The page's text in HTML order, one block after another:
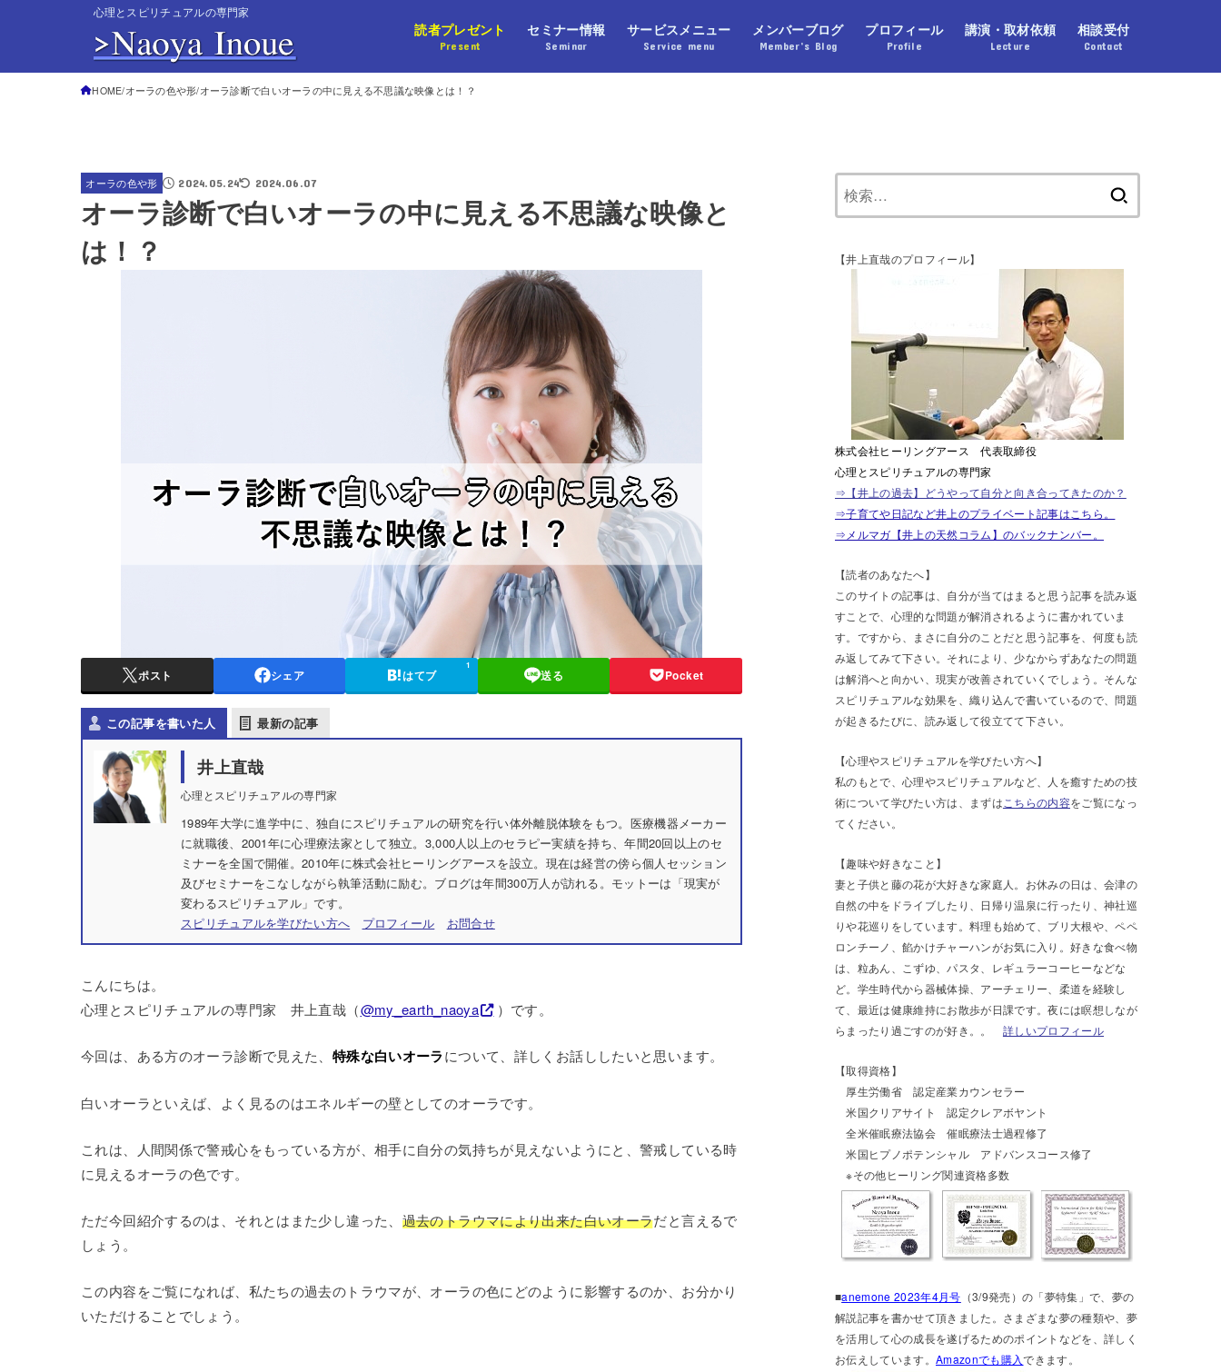
心理とスピリチュアルの専門家
読者プレゼント
Present
セミナー情報
Seminar
サービスメニュー
Service menu
メンバーブログ
Member’s Blog
プロフィール
Profile
講演・取材依頼
Lecture
相談受付
Contact
HOME オーラの色や形 オーラ診断で白いオーラの中に見える不思議な映像とは！？
オーラの色や形 2024.05.24 2024.06.07
オーラ診断で白いオーラの中に見える不思議な映像と
は！？
ポスト シェア はてブ
1
送る Pocket
この記事を書いた人 最新の記事
井上直哉
心理とスピリチュアルの専門家
1989年大学に進学中に、独自にスピリチュアルの研究を行い体外離脱体験をもつ。医療機器メーカー
に就職後、2001年に心理療法家として独立。3,000人以上のセラピー実績を持ち、年間20回以上のセ
ミナーを全国で開催。2010年に株式会社ヒーリングアースを設立。現在は経営の傍ら個人セッション
及びセミナーをこなしながら執筆活動に励む。ブログは年間300万人が訪れる。モットーは「現実が
変わるスピリチュアル」です。
スピリチュアルを学びたい方へ
プロフィール お問合せ
こんにちは。
心理とスピリチュアルの専門家 井上直哉（@my_earth_naoya ）です。
今回は、ある方のオーラ診断で見えた、 特殊な白いオーラについて、詳しくお話ししたいと思います。
白いオーラといえば、よく見るのはエネルギーの壁としてのオーラです。
これは、人間関係で警戒心をもっている方が、相手に自分の気持ちが見えないようにと、警戒している時
に見えるオーラの色です。
ただ今回紹介するのは、それとはまた少し違った、 過去のトラウマにより出来た白いオーラだと言えるで
しょう。
この内容をご覧になれば、私たちの過去のトラウマが、オーラの色にどのように影響するのか、お分かり
いただけることでしょう。
【井上直哉のプロフィール】
株式会社ヒーリングアース 代表取締役
心理とスピリチュアルの専門家
⇒【井上の過去】どうやって自分と向き合ってきたのか？
⇒子育てや日記など井上のプライベート記事はこちら。
⇒メルマガ【井上の天然コラム】のバックナンバー。
【読者のあなたへ】
このサイトの記事は、自分が当てはまると思う記事を読み返
すことで、心理的な問題が解消されるように書かれていま
す。ですから、まさに自分のことだと思う記事を、何度も読
み返してみて下さい。それにより、少なからずあなたの問題
は解消へと向かい、現実が改善されていくでしょう。そんな
スピリチュアルな効果を、織り込んで書いているので、問題
が起きるたびに、読み返して役立てて下さい。
【心理やスピリチュアルを学びたい方へ】
私のもとで、心理やスピリチュアルなど、人を癒すための技
術について学びたい方は、まずは こちらの内容をご覧になっ
てください。
【趣味や好きなこと】
妻と子供と藤の花が大好きな家庭人。お休みの日は、会津の
自然の中をドライブしたり、日帰り温泉に行ったり、神社巡
りや花巡りをしています。料理も始めて、ブリ大根や、ペペ
ロンチーノ、餡かけチャーハンがお気に入り。好きな食べ物
は、粒あん、こずゆ、パスタ、レギュラーコーヒーなどな
ど。学生時代から器械体操、アーチェリー、柔道を経験し
て、最近は健康維持にお散歩が日課です。夜には瞑想しなが
らまったり過ごすのが好き。。 詳しいプロフィール
【取得資格】
厚生労働省 認定産業カウンセラー
米国クリアサイト 認定クレアボヤント
全米催眠療法協会 催眠療法士過程修了
米国ヒプノポテンシャル アドバンスコース修了
※その他ヒーリング関連資格多数
■anemone 2023年4月号 （3/9発売）の「夢特集」で、夢の
解説記事を書かせて頂きました。さまざまな夢の種類や、夢
を活用して心の成長を遂げるためのポイントなどを、詳しく
お伝えしています。 Amazonでも購入できます。